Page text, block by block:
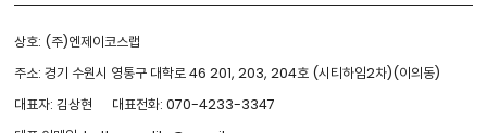
상호: (주)엔제이코스랩
주소: 경기 수원시 영통구 대학로 46 201, 203, 204호 (시티하임2차)(이의동)
대표자: 김상현
대표전화: 070-4233-3347